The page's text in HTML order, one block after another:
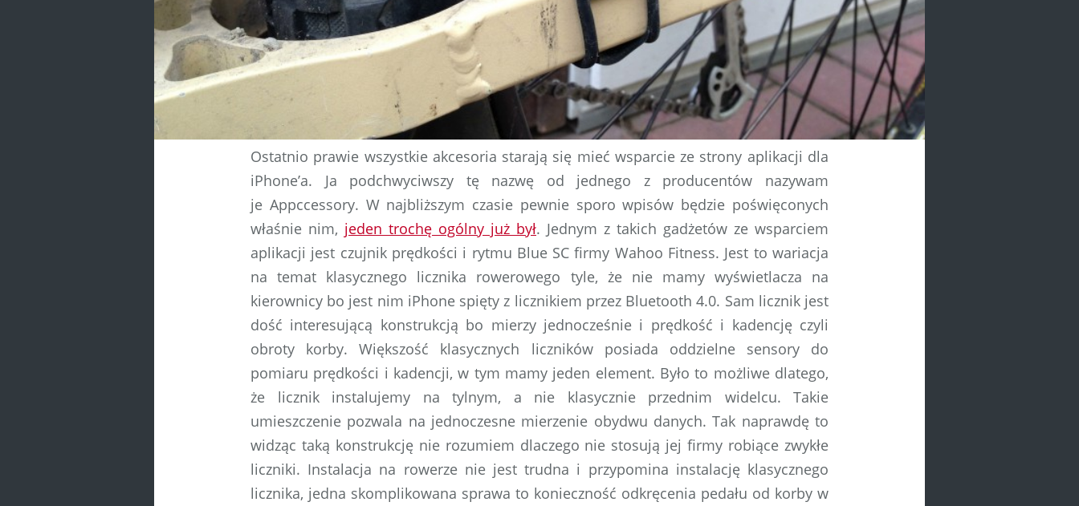
Ostatnio prawie wszystkie akcesoria starają się mieć wsparcie ze strony aplikacji dla
iPhone’a. Ja podchwyciwszy tę nazwę od jednego z producentów nazywam
je Appccessory. W najbliższym czasie pewnie sporo wpisów będzie poświęconych
właśnie nim, jeden trochę ogólny już był. Jednym z takich gadżetów ze wsparciem
aplikacji jest czujnik prędkości i rytmu Blue SC firmy Wahoo Fitness. Jest to wariacja
na temat klasycznego licznika rowerowego tyle, że nie mamy wyświetlacza na
kierownicy bo jest nim iPhone spięty z licznikiem przez Bluetooth 4.0. Sam licznik jest
dość interesującą konstrukcją bo mierzy jednocześnie i prędkość i kadencję czyli
obroty korby. Większość klasycznych liczników posiada oddzielne sensory do
pomiaru prędkości i kadencji, w tym mamy jeden element. Było to możliwe dlatego,
że licznik instalujemy na tylnym, a nie klasycznie przednim widelcu. Takie
umieszczenie pozwala na jednoczesne mierzenie obydwu danych. Tak naprawdę to
widząc taką konstrukcję nie rozumiem dlaczego nie stosują jej firmy robiące zwykłe
liczniki. Instalacja na rowerze nie jest trudna i przypomina instalację klasycznego
licznika, jedna skomplikowana sprawa to konieczność odkręcenia pedału od korby w